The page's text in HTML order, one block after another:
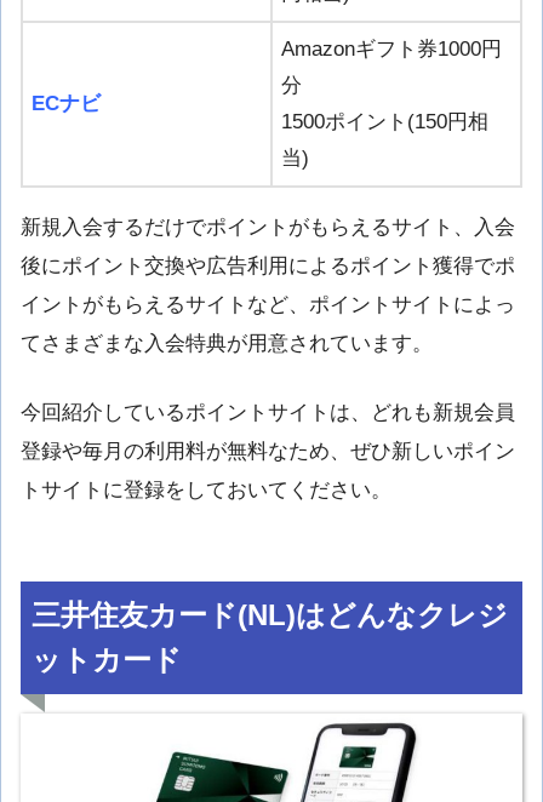
ECナビ
Amazonギフト券1000円
分
1500ポイント(150円相
当)
新規入会するだけでポイントがもらえるサイト、入会
後にポイント交換や広告利用によるポイント獲得でポ
イントがもらえるサイトなど、ポイントサイトによっ
てさまざまな入会特典が用意されています。
今回紹介しているポイントサイトは、どれも新規会員
登録や毎月の利用料が無料なため、ぜひ新しいポイン
トサイトに登録をしておいてください。
三井住友カード(NL)はどんなクレジ
ットカード